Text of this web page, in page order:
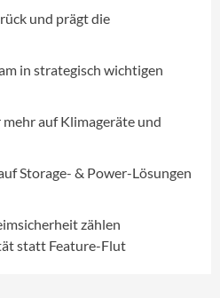
und prägt die
in strategisch wichtigen
auf Klimageräte und
Storage- & Power-Lösungen
zählen
statt Feature-Flut
für den mobilen Alltag
Living
Bei der Heimsicherheit
Flut
als Download für iPhone und